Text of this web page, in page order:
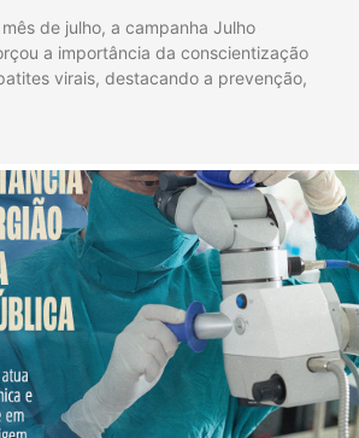
de julho, a campanha Julho
a importância da conscientização
virais, destacando a prevenção,